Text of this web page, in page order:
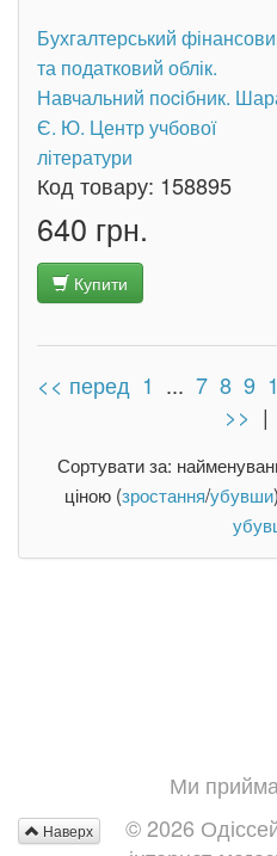
Бухгалтерський
та податковий облік.
Навчальний поcібник.
Є. Ю. Центр учбової
літератури
Код товару: 158895
640 грн.
Купити
<< перед 1 ... 7 8 9
>> |
Сортувати за:
ціною (зростання/убувши
Ми
Наверх
© 2026